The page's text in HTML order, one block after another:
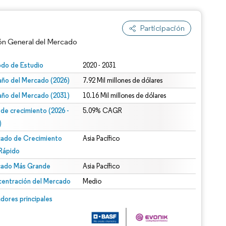
Participación
General del Mercado
de Estudio 2020 - 2031
del Mercado (2026) 7.92 Mil millones de dólares
del Mercado (2031) 10.16 Mil millones de dólares
de crecimiento (2026 -
5.09% CAGR
de Crecimiento
Asia Pacífico
Más Grande Asia Pacífico
del Mercado Medio
principales
© Mordor Intelligence. El uso requiere atribución según CC BY 4.0.
CC BY 4.0.